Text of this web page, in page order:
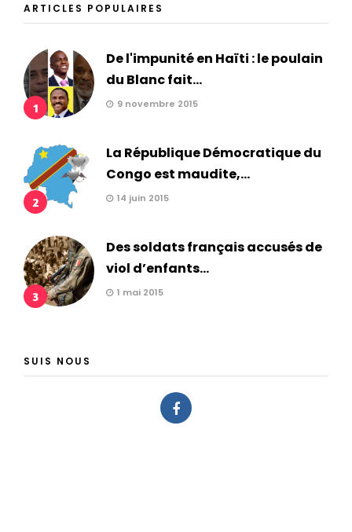
ARTICLES POPULAIRES
1
De l'impunité en Haïti : le poulain
du Blanc fait...
9 novembre 2015
2
La République Démocratique du
Congo est maudite,...
14 juin 2015
3
Des soldats français accusés de
viol d’enfants...
1 mai 2015
SUIS NOUS